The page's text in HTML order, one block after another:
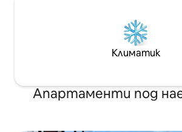
Климатик
Апартаменти под